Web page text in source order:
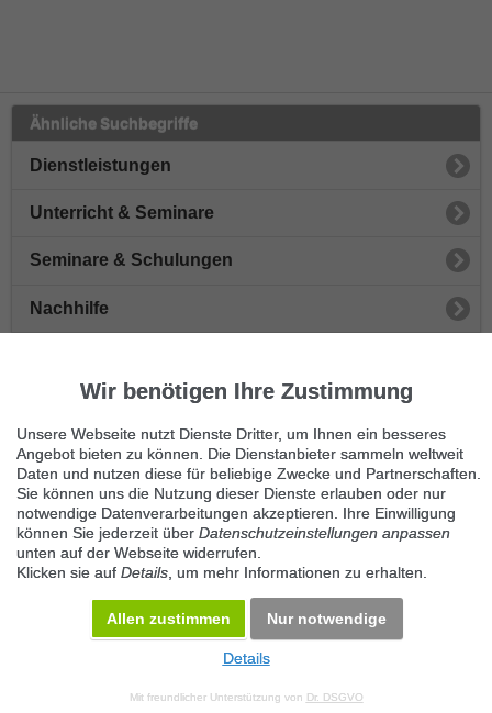
Ähnliche Suchbegriffe
Dienstleistungen
Unterricht & Seminare
Seminare & Schulungen
Nachhilfe
Musik & Gesang
Sonstiger Unterricht
Tanzen
Computer
Datenschutz Impressum Kontakt Datenschutz anpassen Desktop Version
Wir benötigen Ihre Zustimmung
Unsere Webseite nutzt Dienste Dritter, um Ihnen ein besseres
Angebot bieten zu können. Die Dienstanbieter sammeln weltweit
Daten und nutzen diese für beliebige Zwecke und Partnerschaften.
Sie können uns die Nutzung dieser Dienste erlauben oder nur
notwendige Datenverarbeitungen akzeptieren. Ihre Einwilligung
können Sie jederzeit über Datenschutzeinstellungen anpassen
unten auf der Webseite widerrufen.
Klicken sie auf Details , um mehr Informationen zu erhalten.
Allen zustimmen Nur notwendige
Details
Mit freundlicher Unterstützung von Dr. DSGVO